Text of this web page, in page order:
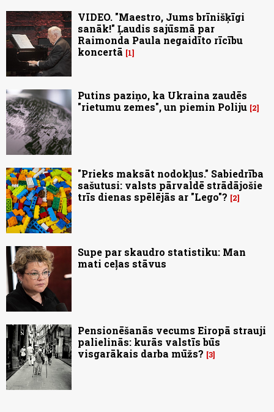
VIDEO. "Maestro, Jums brīnišķīgi
sanāk!" Ļaudis sajūsmā par
Raimonda Paula negaidīto rīcību
koncertā
1
Putins paziņo, ka Ukraina zaudēs
"rietumu zemes", un piemin Poliju 2
"Prieks maksāt nodokļus." Sabiedrība
sašutusi: valsts pārvaldē strādājošie
trīs dienas spēlējās ar "Lego"?
2
Supe par skaudro statistiku: Man
mati ceļas stāvus
Pensionēšanās vecums Eiropā strauji
palielinās: kurās valstīs būs
visgarākais darba mūžs? 3